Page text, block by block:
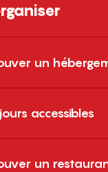
un
accessibles
un